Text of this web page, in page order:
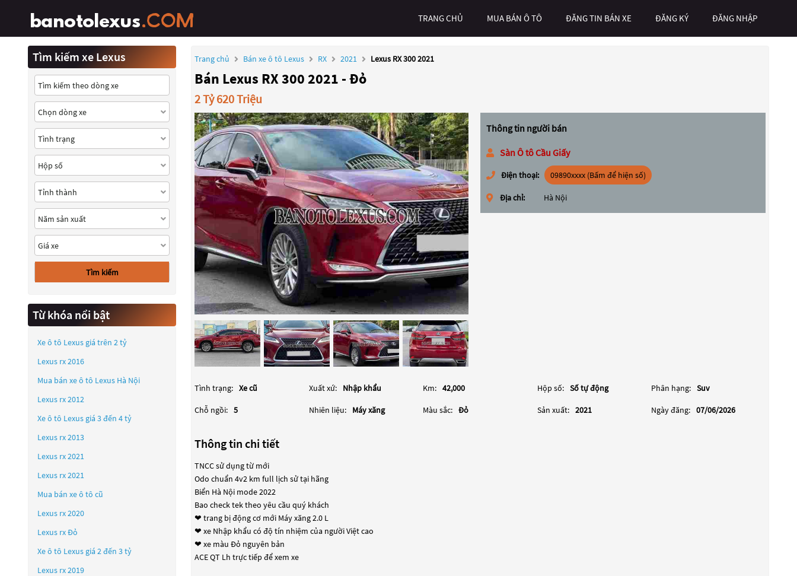
TRANG CHỦ MUA BÁN Ô TÔ ĐĂNG TIN BÁN XE ĐĂNG KÝ ĐĂNG NHẬP
Trang chủ Bán xe ô tô Lexus RX 2021 Lexus RX 300 2021
Bán Lexus RX 300 2021 - Đỏ
2 Tỷ 620 Triệu
Thông tin người bán
Sàn Ô tô Cầu Giấy
Điện thoại: 09890xxxx (Bấm để hiện số)
Địa chỉ: Hà Nội
Tình trạng: Xe cũ Xuất xứ: Nhập khẩu Km: 42,000 Hộp số: Số tự động Phân hạng: Suv
Chỗ ngồi: 5 Nhiên liệu: Máy xăng Màu sắc: Đỏ Sản xuất: 2021 Ngày đăng: 07/06/2026
Thông tin chi tiết
TNCC sử dụng từ mới
Odo chuẩn 4v2 km full lịch sử tại hãng
Biển Hà Nội mode 2022
Bao check tek theo yêu cầu quý khách
❤ trang bị động cơ mới Máy xăng 2.0 L
❤ xe Nhập khẩu có độ tín nhiệm của người Việt cao
❤ xe màu Đỏ nguyên bản
ACE QT Lh trực tiếp để xem xe
Tìm kiếm xe Lexus
Tìm kiếm
Từ khóa nổi bật
Xe ô tô Lexus giá trên 2 tỷ
Lexus rx 2016
Mua bán xe ô tô Lexus Hà Nội
Lexus rx 2012
Xe ô tô Lexus giá 3 đến 4 tỷ
Lexus rx 2013
Lexus rx 2021
Lexus rx 2021
Mua bán xe ô tô cũ
Lexus rx 2020
Lexus rx Đỏ
Xe ô tô Lexus giá 2 đến 3 tỷ
Lexus rx 2019